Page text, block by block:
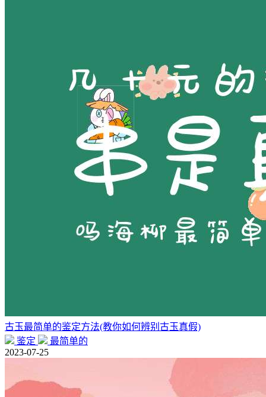
古玉最简单的鉴定方法(教你如何辨别古玉真假)
鉴定
最简单的
2023-07-25